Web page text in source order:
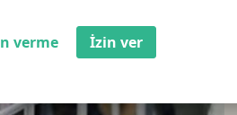
verme İzin ver